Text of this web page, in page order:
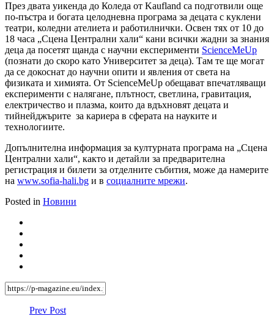
През двата уикенда до Коледа от Kaufland са подготвили още
по-пъстра и богата целодневна програма за децата с куклени
театри, коледни ателиета и работилнички. Освен тях от 10 до
18 часа „Сцена Централни хали“ кани всички жадни за знания
деца да посетят щанда с научни експерименти ScienceMeUp
(познати до скоро като Университет за деца). Там те ще могат
да се докоснат до научни опити и явления от света на
физиката и химията. От ScienceMeUp обещават впечатляващи
експерименти с налягане, плътност, светлина, гравитация,
електричество и плазма, които да вдъхновят децата и
тийнейджърите за кариера в сферата на науките и
технологиите.
Допълнителна информация за културната програма на „Сцена
Централни хали“, както и детайли за предварителна
регистрация и билети за отделните събития, може да намерите
на www.sofia-hali.bg и в социалните мрежи.
Posted in Новини
Prev Post